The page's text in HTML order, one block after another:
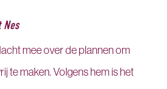
Nes
mee over de plannen om
te maken. Volgens hem is het